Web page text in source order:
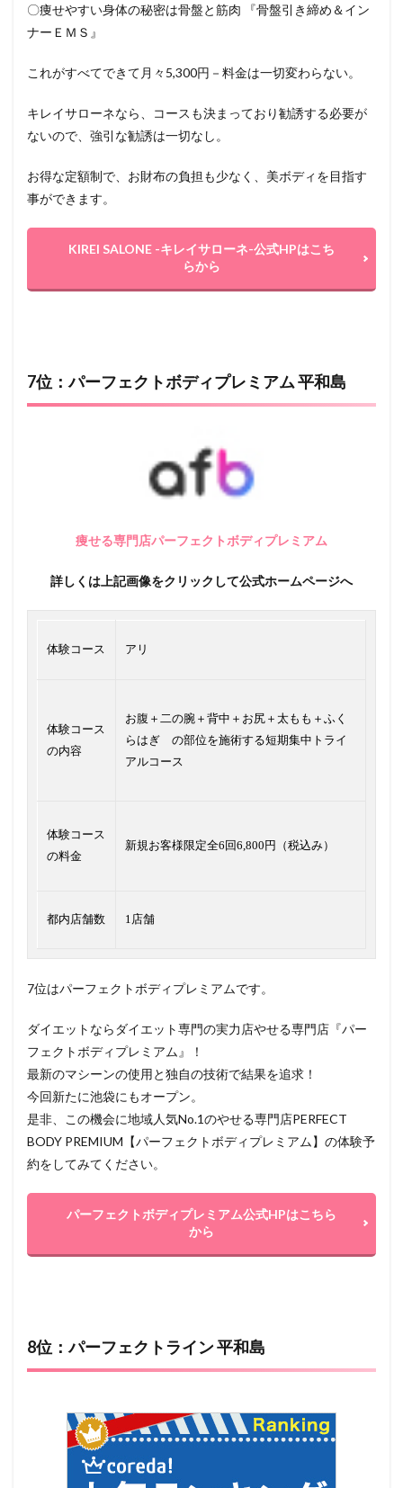
〇痩せやすい身体の秘密は骨盤と筋肉 『骨盤引き締め＆イン
ナーＥＭＳ』
これがすべてできて月々5,300円－料金は一切変わらない。
キレイサローネなら、コースも決まっており勧誘する必要が
ないので、強引な勧誘は一切なし。
お得な定額制で、お財布の負担も少なく、美ボディを目指す
事ができます。
KIREI SALONE -キレイサローネ-公式HPはこち
らから
7位：パーフェクトボディプレミアム 平和島
痩せる専門店パーフェクトボディプレミアム
詳しくは上記画像をクリックして公式ホームページへ
体験コース アリ
体験コース
の内容
お腹＋二の腕＋背中＋お尻＋太もも＋ふく
らはぎ の部位を施術する短期集中トライ
アルコース
体験コース
の料金
新規お客様限定全6回6,800円（税込み）
都内店舗数 1店舗
7位はパーフェクトボディプレミアムです。
ダイエットならダイエット専門の実力店やせる専門店『パー
フェクトボディプレミアム』！
最新のマシーンの使用と独自の技術で結果を追求！
今回新たに池袋にもオープン。
是非、この機会に地域人気No.1のやせる専門店PERFECT
BODY PREMIUM【パーフェクトボディプレミアム】の体験予
約をしてみてください。
パーフェクトボディプレミアム公式HPはこちら
から
8位：パーフェクトライン 平和島